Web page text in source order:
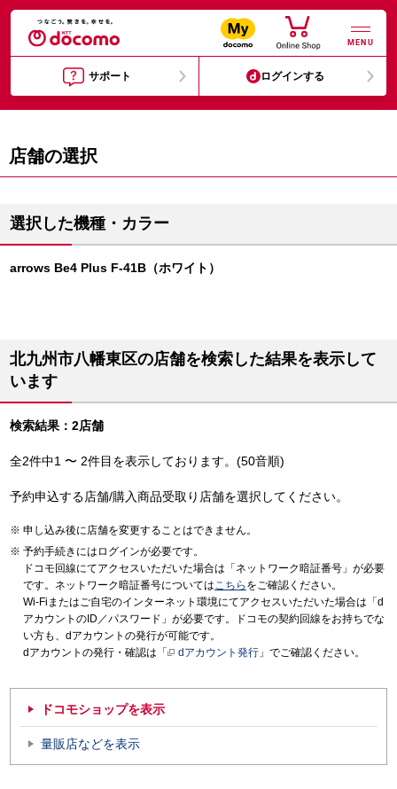
MENU
サポート ログインする
店舗の選択
選択した機種・カラー
arrows Be4 Plus F-41B（ホワイト）
北九州市八幡東区の店舗を検索した結果を表示して
います
検索結果：2店舗
全2件中1 〜 2件目を表示しております。(50音順)
予約申込する店舗/購入商品受取り店舗を選択してください。
申し込み後に店舗を変更することはできません。
予約手続きにはログインが必要です。
ドコモ回線にてアクセスいただいた場合は「ネットワーク暗証番号」が必要
です。ネットワーク暗証番号についてはこちら をご確認ください。
Wi-Fiまたはご自宅のインターネット環境にてアクセスいただいた場合は「d
アカウントのID／パスワード」が必要です。ドコモの契約回線をお持ちでな
い方も、dアカウントの発行が可能です。
dアカウントの発行・確認は「
dアカウント発行 」でご確認ください。
ドコモショップを表示
量販店などを表示